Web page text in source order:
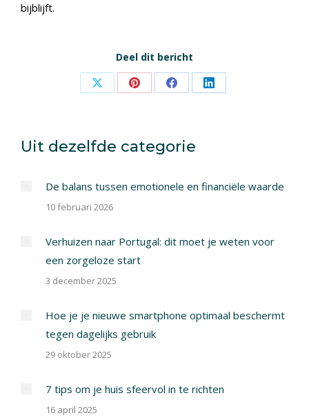
bijblijft.
Deel dit bericht
Share Share Share Share
Uit dezelfde categorie
De balans tussen emotionele en financiële waarde
10 februari 2026
Verhuizen naar Portugal: dit moet je weten voor
een zorgeloze start
3 december 2025
Hoe je je nieuwe smartphone optimaal beschermt
tegen dagelijks gebruik
29 oktober 2025
7 tips om je huis sfeervol in te richten
16 april 2025